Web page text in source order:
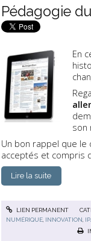
Pédagogie
En
son
Un bon rappel que le
acceptés et compris
Lire la suite
LIEN PERMANENT
NUMÉRIQUE, INNOVATION,